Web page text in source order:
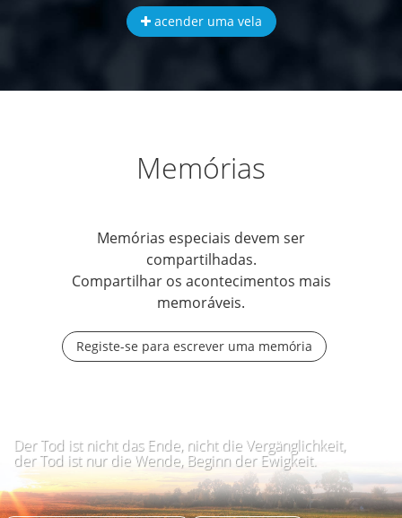
acender uma vela
Memórias
Memórias especiais devem ser
compartilhadas.
Compartilhar os acontecimentos mais
memoráveis.
Registe-se para escrever uma memória
Der Tod ist nicht das Ende, nicht die Vergänglichkeit,
der Tod ist nur die Wende, Beginn der Ewigkeit.